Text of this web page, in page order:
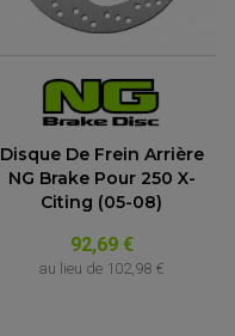
Disque De Frein Arrière
NG Brake Pour 250 X-
Citing (05-08)
92,69 €
au lieu de 102,98 €